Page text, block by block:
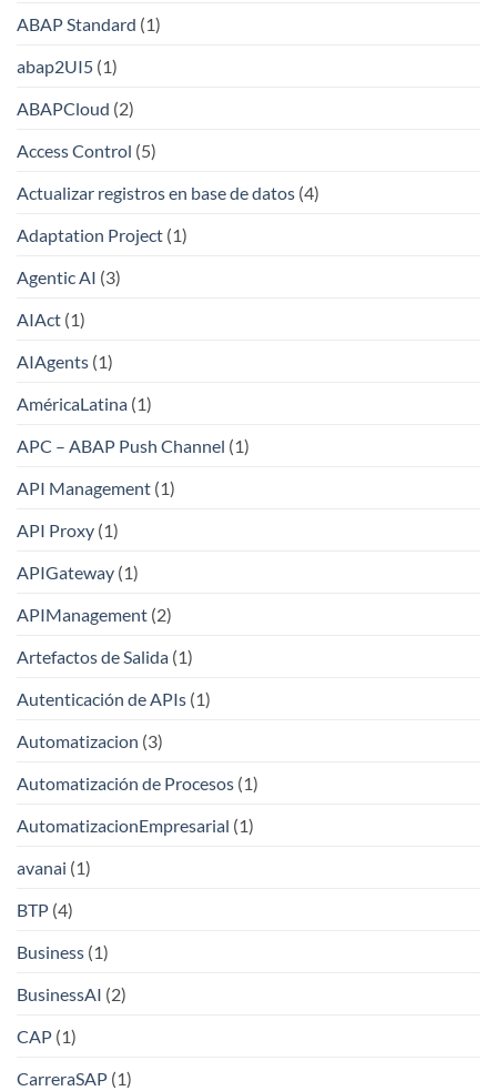
ABAP Standard (1)
abap2UI5 (1)
ABAPCloud (2)
Access Control (5)
Actualizar registros en base de datos (4)
Adaptation Project (1)
Agentic AI (3)
AIAct (1)
AIAgents (1)
AméricaLatina (1)
APC – ABAP Push Channel (1)
API Management (1)
API Proxy (1)
APIGateway (1)
APIManagement (2)
Artefactos de Salida (1)
Autenticación de APIs (1)
Automatizacion (3)
Automatización de Procesos (1)
AutomatizacionEmpresarial (1)
avanai (1)
BTP (4)
Business (1)
BusinessAI (2)
CAP (1)
CarreraSAP (1)